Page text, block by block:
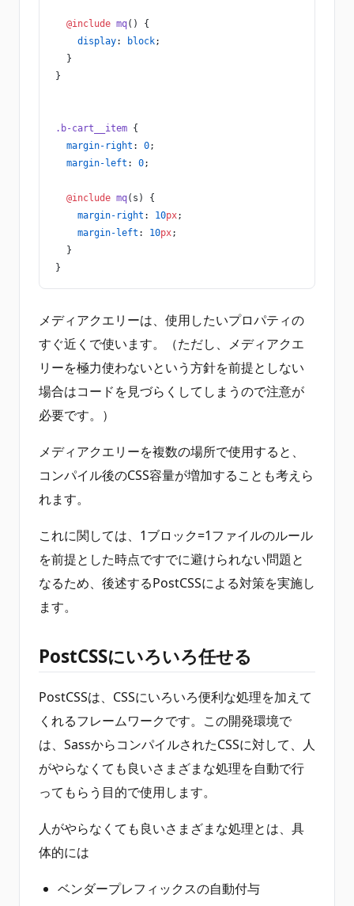
  @include
mq() {
    display
: block;
  }
}
.b-cart__item {
  margin-right
: 0;
  margin-left
: 0;
  @include
mq(s) {
    margin-right
: 10px;
    margin-left
: 10px;
  }
}
メディアクエリーは、使用したいプロパティの
すぐ近くで使います。（ただし、メディアクエ
リーを極力使わないという方針を前提としない
場合はコードを見づらくしてしまうので注意が
必要です。）
メディアクエリーを複数の場所で使用すると、
コンパイル後のCSS容量が増加することも考えら
れます。
これに関しては、1ブロック=1ファイルのルール
を前提とした時点ですでに避けられない問題と
なるため、後述するPostCSSによる対策を実施し
ます。
PostCSSにいろいろ任せる
PostCSSは、CSSにいろいろ便利な処理を加えて
くれるフレームワークです。この開発環境で
は、SassからコンパイルされたCSSに対して、人
がやらなくても良いさまざまな処理を自動で行
ってもらう目的で使用します。
人がやらなくても良いさまざまな処理とは、具
体的には
ベンダープレフィックスの自動付与